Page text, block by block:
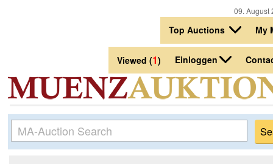
09.
Top Auctions My
Viewed (1) Einloggen